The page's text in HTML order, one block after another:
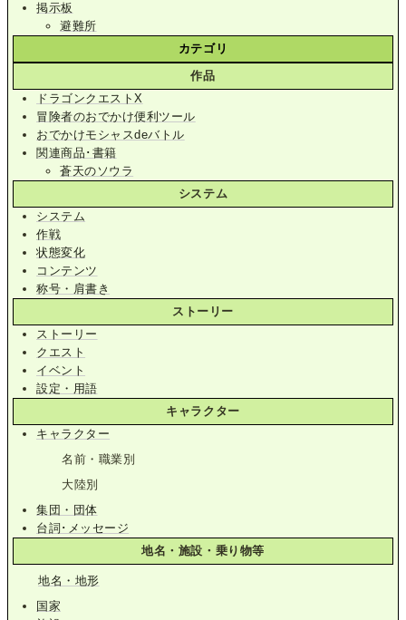
掲示板
避難所
カテゴリ
作品
ドラゴンクエストX
冒険者のおでかけ便利ツール
おでかけモシャスdeバトル
関連商品･書籍
蒼天のソウラ
システム
システム
作戦
状態変化
コンテンツ
称号・肩書き
ストーリー
ストーリー
クエスト
イベント
設定・用語
キャラクター
キャラクター
名前・職業別
大陸別
集団・団体
台詞･メッセージ
地名・施設・乗り物等
地名・地形
国家